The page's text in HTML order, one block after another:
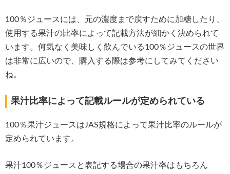
100％ジュースには、元の濃度まで戻すために加糖したり、
使用する果汁の比率によって記載方法が細かく決められて
います。何気なく美味しく飲んでいる100％ジュースの世界
は非常に広いので、購入する際は参考にしてみてください
ね。
果汁比率によって記載ルールが定められている
100％果汁ジュースはJAS規格によって果汁比率のルールが
定められています。
果汁100％ジュースと表記する場合の果汁率はもちろん